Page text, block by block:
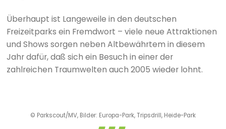
Überhaupt ist Langeweile in den deutschen
Freizeitparks ein Fremdwort – viele neue Attraktionen
und Shows sorgen neben Altbewährtem in diesem
Jahr dafür, daß sich ein Besuch in einer der
zahlreichen Traumwelten auch 2005 wieder lohnt.
© Parkscout/MV, Bilder: Europa-Park, Tripsdrill, Heide-Park